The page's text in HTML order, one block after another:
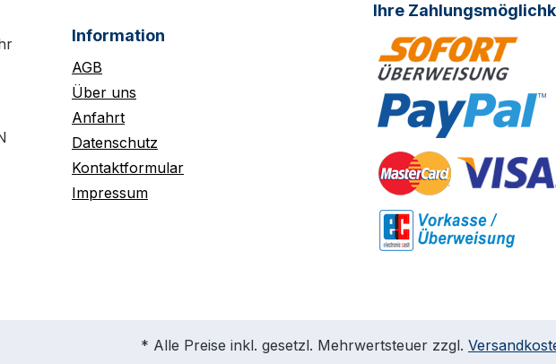
Information
AGB
Über uns
Anfahrt
Datenschutz
Kontaktformular
Impressum
Ihre
* Alle Preise inkl. gesetzl. Mehrwertsteuer zzgl.